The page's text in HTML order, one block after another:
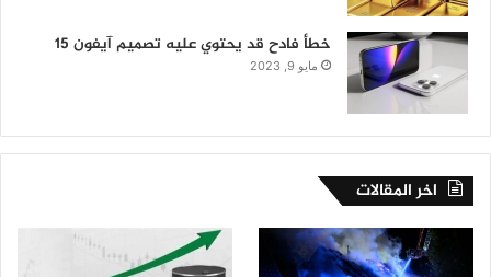
خطأ فادح قد يحتوي عليه تصميم آيفون 15
مايو 9, 2023
اخر المقالات